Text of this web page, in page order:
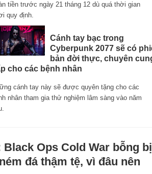
tiền trước ngày 21 tháng 12 dù quá thời gian
quy định.
Cánh tay bạc trong
Cyberpunk 2077 sẽ có
bản đời thực, chuyên
cho các bệnh nhân
cánh tay này sẽ được quyên tặng cho các
nhân tham gia thử nghiệm lâm sàng vào năm
Black Ops Cold War bỗng bị
đá thậm tệ, vì đâu nên